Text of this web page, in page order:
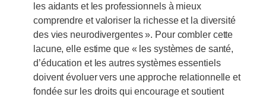
les aidants et les professionnels à mieux
comprendre et valoriser la richesse et la diversité
des vies neurodivergentes ». Pour combler cette
lacune, elle estime que « les systèmes de santé,
d’éducation et les autres systèmes essentiels
doivent évoluer vers une approche relationnelle et
fondée sur les droits qui encourage et soutient